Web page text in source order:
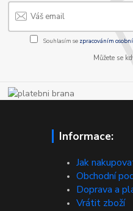
Souhlasím se zpracováním
Můžete se
Informace:
Jak
Obchodní
Doprava a
Vrátit zboží